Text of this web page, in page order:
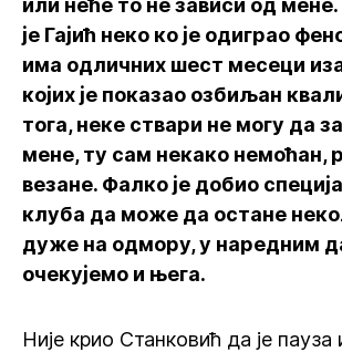
или неће то не зависи од
је Гајић неко ко је одиграо
има одличних шест месеци
којих је показао озбиљан
тога, неке ствари не могу да
мене, ту сам некако немоћан,
везане. Фалко је добио
клуба да може да остане
дуже на одмору, у наредним
очекујемо и њега.
Није крио Станковић да је пауза